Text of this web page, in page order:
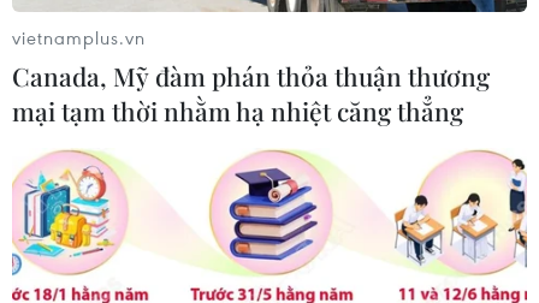
cực hiếm của Mỹ
03/07/2026 06:45
Chàng trai Pháp đạp xe vượt
19.000km tới Việt Nam
28/06/2026 00:22
vietnamplus.vn
Canada, Mỹ đàm phán thỏa thuận thương
mại tạm thời nhằm hạ nhiệt căng thẳng